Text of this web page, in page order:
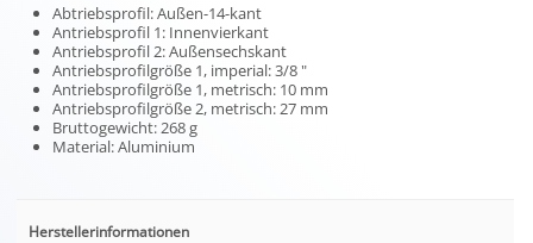
Abtriebsprofil: Außen-14-kant
Antriebsprofil 1: Innenvierkant
Antriebsprofil 2: Außensechskant
Antriebsprofilgröße 1, imperial: 3/8 "
Antriebsprofilgröße 1, metrisch: 10 mm
Antriebsprofilgröße 2, metrisch: 27 mm
Bruttogewicht: 268 g
Material: Aluminium
Herstellerinformationen